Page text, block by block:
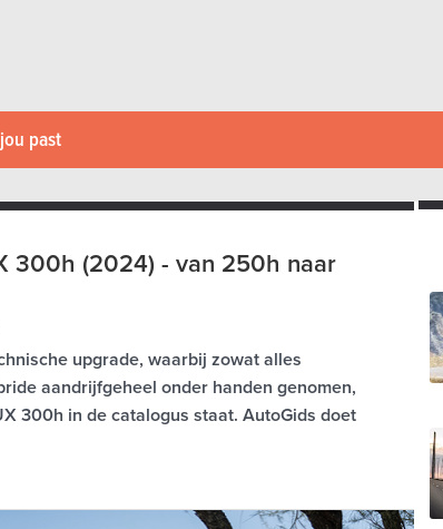
past
300h (2024) - van 250h naar
upgrade, waarbij zowat alles
aandrijfgeheel onder handen genomen,
300h in de catalogus staat. AutoGids doet